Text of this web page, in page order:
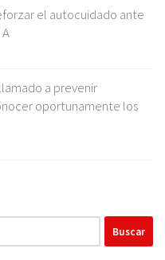
el autocuidado ante
a prevenir
oportunamente los